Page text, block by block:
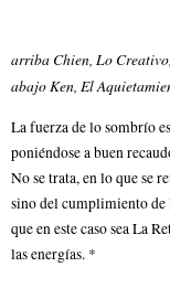
arriba Chien, Lo
abajo Ken, El
La fuerza de lo sombrío
poniéndose a buen
No se trata, en lo que se
sino del cumplimiento de
que en este caso sea La
las energías. *